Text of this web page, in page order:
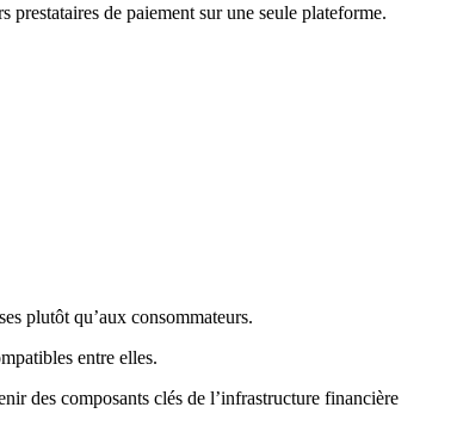
de paiement sur une seule plateforme.
plutôt qu’aux consommateurs.
entre elles.
des composants clés de l’infrastructure financière